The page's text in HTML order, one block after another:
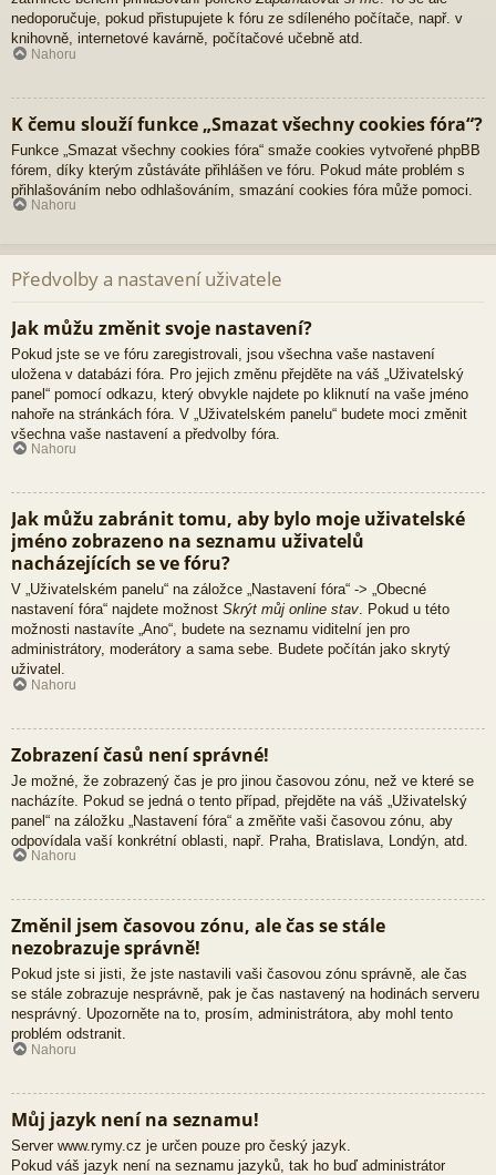
nedoporučuje, pokud přistupujete k fóru ze sdíleného počítače, např. v
knihovně, internetové kavárně, počítačové učebně atd.
Nahoru
K čemu slouží funkce „Smazat všechny cookies fóra“?
Funkce „Smazat všechny cookies fóra“ smaže cookies vytvořené phpBB
fórem, díky kterým zůstáváte přihlášen ve fóru. Pokud máte problém s
přihlašováním nebo odhlašováním, smazání cookies fóra může pomoci.
Nahoru
Předvolby a nastavení uživatele
Jak můžu změnit svoje nastavení?
Pokud jste se ve fóru zaregistrovali, jsou všechna vaše nastavení
uložena v databázi fóra. Pro jejich změnu přejděte na váš „Uživatelský
panel“ pomocí odkazu, který obvykle najdete po kliknutí na vaše jméno
nahoře na stránkách fóra. V „Uživatelském panelu“ budete moci změnit
všechna vaše nastavení a předvolby fóra.
Nahoru
Jak můžu zabránit tomu, aby bylo moje uživatelské
jméno zobrazeno na seznamu uživatelů
nacházejících se ve fóru?
V „Uživatelském panelu“ na záložce „Nastavení fóra“ -> „Obecné
nastavení fóra“ najdete možnost Skrýt můj online stav. Pokud u této
možnosti nastavíte „Ano“, budete na seznamu viditelní jen pro
administrátory, moderátory a sama sebe. Budete počítán jako skrytý
uživatel.
Nahoru
Zobrazení časů není správné!
Je možné, že zobrazený čas je pro jinou časovou zónu, než ve které se
nacházíte. Pokud se jedná o tento případ, přejděte na váš „Uživatelský
panel“ na záložku „Nastavení fóra“ a změňte vaši časovou zónu, aby
odpovídala vaší konkrétní oblasti, např. Praha, Bratislava, Londýn, atd.
Nahoru
Změnil jsem časovou zónu, ale čas se stále
nezobrazuje správně!
Pokud jste si jisti, že jste nastavili vaši časovou zónu správně, ale čas
se stále zobrazuje nesprávně, pak je čas nastavený na hodinách serveru
nesprávný. Upozorněte na to, prosím, administrátora, aby mohl tento
problém odstranit.
Nahoru
Můj jazyk není na seznamu!
Server www.rymy.cz je určen pouze pro český jazyk.
Pokud váš jazyk není na seznamu jazyků, tak ho buď administrátor